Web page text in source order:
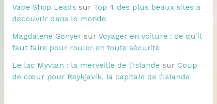
Vape Shop Leads sur Top 4 des plus beaux sites à
découvrir dans le monde
Magdalene Gonyersur Voyager en voiture : ce qu’il
faut faire pour rouler en toute sécurité
Le lac Myvtan : la merveille de l’Islande sur Coup
de cœur pour Reykjavík, la capitale de l’Islande